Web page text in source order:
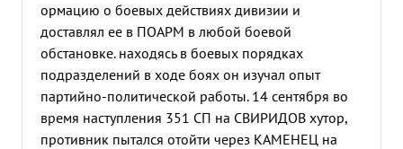
ормацию о боевых действиях дивизии и
доставлял ее в ПОАРМ в любой боевой
обстановке. находясь в боевых порядках
подразделений в ходе боях он изучал опыт
партийно-политической работы. 14 сентября во
время наступления 351 СП на СВИРИДОВ хутор,
противник пытался отойти через КАМЕНЕЦ на